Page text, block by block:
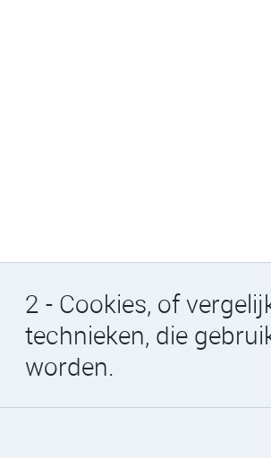
2 - Cookies, of
technieken, die
worden.